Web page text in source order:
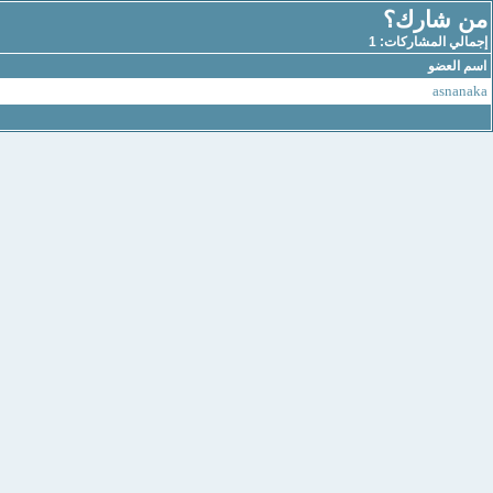
من شارك؟
إجمالي المشاركات: 1
اسم العضو
asnanaka